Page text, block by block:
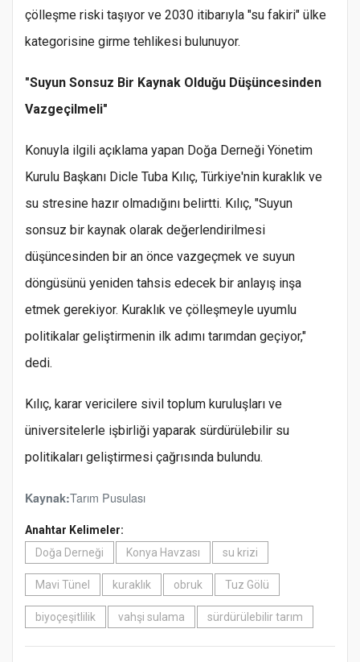
çölleşme riski taşıyor ve 2030 itibarıyla "su fakiri" ülke
kategorisine girme tehlikesi bulunuyor.
"Suyun Sonsuz Bir Kaynak Olduğu Düşüncesinden
Vazgeçilmeli"
Konuyla ilgili açıklama yapan Doğa Derneği Yönetim
Kurulu Başkanı Dicle Tuba Kılıç, Türkiye'nin kuraklık ve
su stresine hazır olmadığını belirtti. Kılıç, "Suyun
sonsuz bir kaynak olarak değerlendirilmesi
düşüncesinden bir an önce vazgeçmek ve suyun
döngüsünü yeniden tahsis edecek bir anlayış inşa
etmek gerekiyor. Kuraklık ve çölleşmeyle uyumlu
politikalar geliştirmenin ilk adımı tarımdan geçiyor,"
dedi.
Kılıç, karar vericilere sivil toplum kuruluşları ve
üniversitelerle işbirliği yaparak sürdürülebilir su
politikaları geliştirmesi çağrısında bulundu.
Kaynak:Tarım Pusulası
Anahtar Kelimeler:
Doğa Derneği
Konya Havzası su krizi
Mavi Tünel kuraklık obruk Tuz Gölü
biyoçeşitlilik vahşi sulama sürdürülebilir tarım